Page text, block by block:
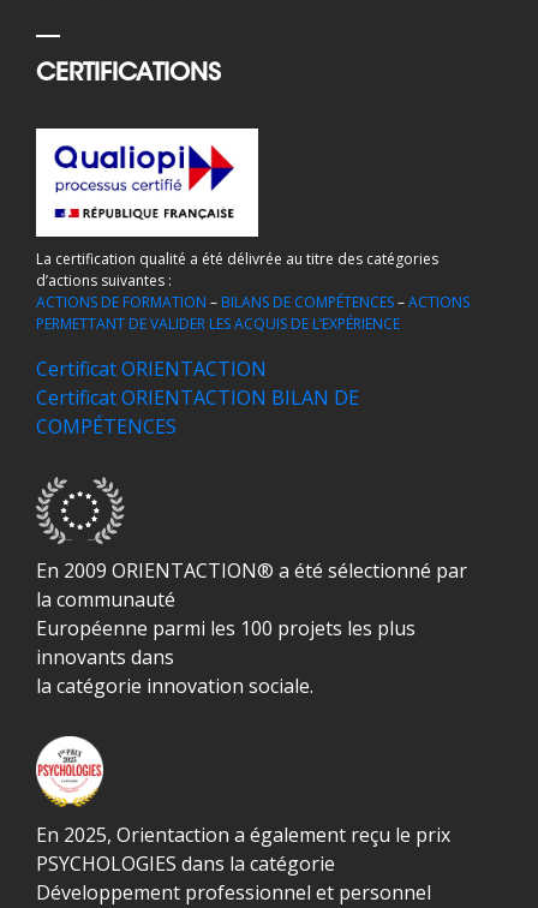
CERTIFICATIONS
La certification qualité a été délivrée au titre des catégories
d’actions suivantes :
ACTIONS DE FORMATION – BILANS DE COMPÉTENCES–ACTIONS
PERMETTANT DE VALIDER LES ACQUIS DE L’EXPÉRIENCE
Certificat ORIENTACTION
Certificat ORIENTACTION BILAN DE
COMPÉTENCES
En 2009 ORIENTACTION® a été sélectionné par
la communauté
Européenne parmi les 100 projets les plus
innovants dans
la catégorie innovation sociale.
En 2025, Orientaction a également reçu le prix
PSYCHOLOGIES dans la catégorie
Développement professionnel et personnel